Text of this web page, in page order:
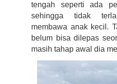
tengah seperti ada
sehingga tidak
membawa anak kecil.
belum bisa dilepas
masih tahap awal dia